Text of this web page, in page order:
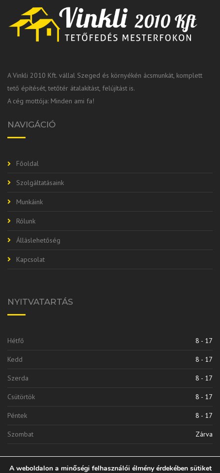
A Vinkli 2010 Kft. vállal Szeged és környékén ácsmunkát, komplett
tető építését, tetőtér átalakítást, felújítást is.
A cég mottója: Minden ami fa!
NAVIGÁCIÓ
Főoldal
Szolgáltatásaink
Munkáink
Rólunk
Álláslehetőség
Kapcsolat
NYITVATARTÁS
Hétfő 8 - 17
Kedd 8 - 17
Szerda 8 - 17
Csütörtök 8 - 17
Péntek 8 - 17
Szombat Zárva
A weboldalon a minőségi felhasználói élmény érdekében sütiket